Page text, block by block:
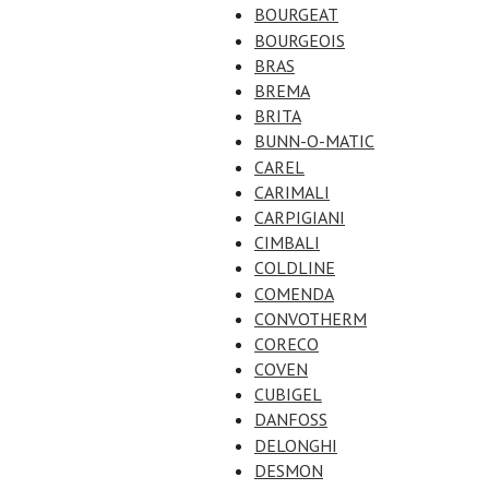
BOURGEAT
BOURGEOIS
BRAS
BREMA
BRITA
BUNN-O-MATIC
CAREL
CARIMALI
CARPIGIANI
CIMBALI
COLDLINE
COMENDA
CONVOTHERM
CORECO
COVEN
CUBIGEL
DANFOSS
DELONGHI
DESMON